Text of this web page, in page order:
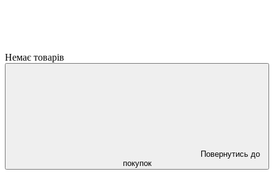
Немає товарів
Повернутись до
покупок